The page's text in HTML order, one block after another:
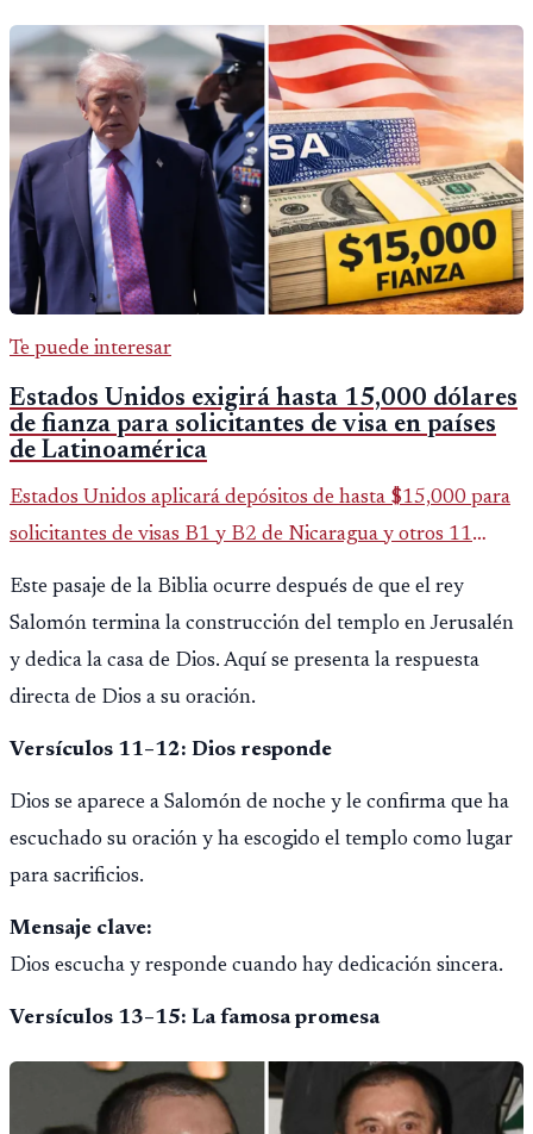
Te puede interesar
Estados Unidos exigirá hasta 15,000 dólares
de fianza para solicitantes de visa en países
de Latinoamérica
Estados Unidos aplicará depósitos de hasta $15,000 para
solicitantes de visas B1 y B2 de Nicaragua y otros 11
países. La medida afecta a más de 50 naciones bajo nuevas
políticas migratorias.
Este pasaje de la Biblia ocurre después de que el rey
Salomón termina la construcción del templo en Jerusalén
y dedica la casa de Dios. Aquí se presenta la respuesta
directa de Dios a su oración.
Versículos 11–12: Dios responde
Dios se aparece a Salomón de noche y le confirma que ha
escuchado su oración y ha escogido el templo como lugar
para sacrificios.
Mensaje clave:
Dios escucha y responde cuando hay dedicación sincera.
Versículos 13–15: La famosa promesa